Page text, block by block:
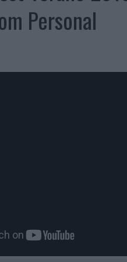
LANZAN UNA COLECCIÓN
EL LISTÓN DE LA CREATIVIDAD
EL PODER TRANSFORMADOR DEL
FÚTBOL. VUELVE A SOÑAR’, DE VML PARA
Personal